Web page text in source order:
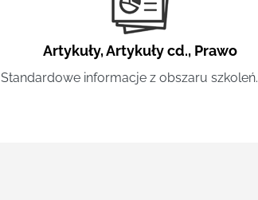
Artykuły,Artykuły cd., Prawo
Standardowe informacje z obszaru szkoleń.